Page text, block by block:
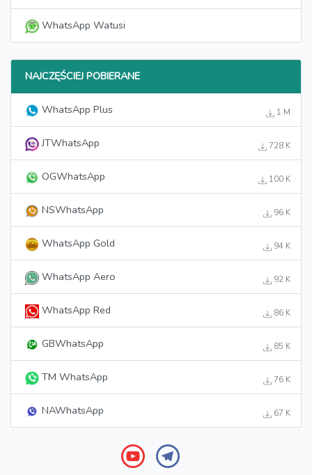
WhatsApp Watusi
NAJCZĘŚCIEJ POBIERANE
WhatsApp Plus 1 M
JTWhatsApp 728 K
OGWhatsApp 100 K
NSWhatsApp 96 K
WhatsApp Gold 94 K
WhatsApp Aero 92 K
WhatsApp Red 86 K
GBWhatsApp 85 K
TM WhatsApp 76 K
NAWhatsApp 67 K